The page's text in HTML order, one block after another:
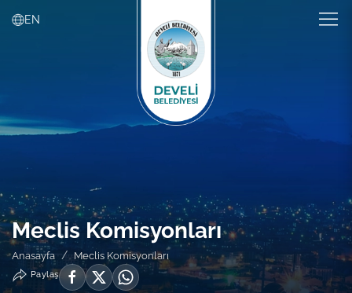
EN
Meclis Komisyonları
Anasayfa Meclis Komisyonları
Paylaş